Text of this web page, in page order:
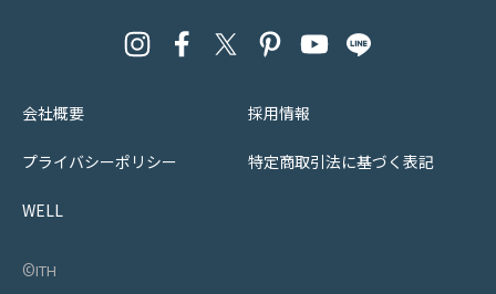
会社概要 採用情報
プライバシーポリシー 特定商取引法に基づく表記
WELL
©︎ith